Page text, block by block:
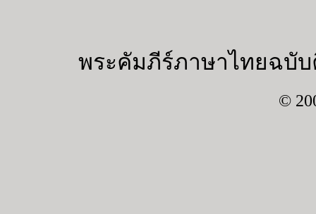
พระคัมภีร์ภาษาไทยฉบับ
©